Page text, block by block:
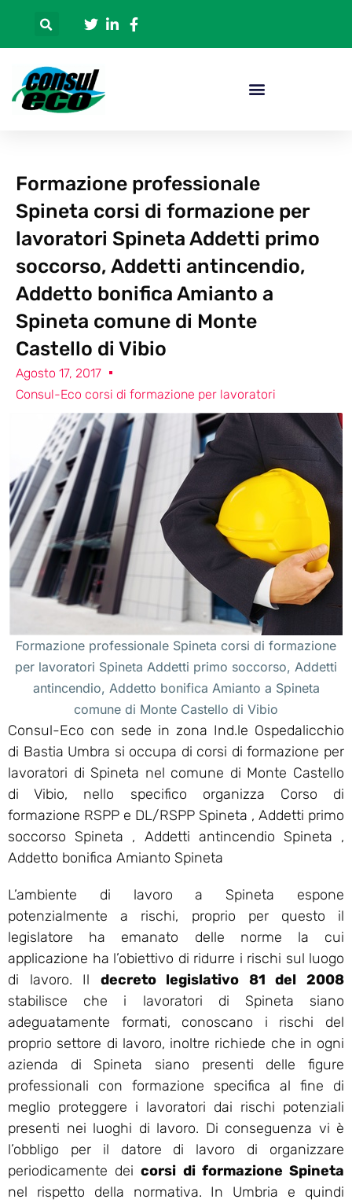
Formazione professionale
Spineta corsi di formazione per
lavoratori Spineta Addetti primo
soccorso, Addetti antincendio,
Addetto bonifica Amianto a
Spineta comune di Monte
Castello di Vibio
Agosto 17, 2017
Consul-Eco corsi di formazione per lavoratori
Formazione professionale Spineta corsi di formazione
per lavoratori Spineta Addetti primo soccorso, Addetti
antincendio, Addetto bonifica Amianto a Spineta
comune di Monte Castello di Vibio
Consul-Eco con sede in zona Ind.le Ospedalicchio
di Bastia Umbra si occupa di corsi di formazione per
lavoratori di Spineta nel comune di Monte Castello
di Vibio, nello specifico organizza Corso di
formazione RSPP e DL/RSPP Spineta , Addetti primo
soccorso Spineta , Addetti antincendio Spineta ,
Addetto bonifica Amianto Spineta
L’ambiente di lavoro a Spineta espone
potenzialmente a rischi, proprio per questo il
legislatore ha emanato delle norme la cui
applicazione ha l’obiettivo di ridurre i rischi sul luogo
di lavoro. Il decreto legislativo 81 del 2008
stabilisce che i lavoratori di Spineta siano
adeguatamente formati, conoscano i rischi del
proprio settore di lavoro, inoltre richiede che in ogni
azienda di Spineta siano presenti delle figure
professionali con formazione specifica al fine di
meglio proteggere i lavoratori dai rischi potenziali
presenti nei luoghi di lavoro. Di conseguenza vi è
l’obbligo per il datore di lavoro di organizzare
periodicamente deicorsi di formazione Spineta
nel rispetto della normativa. In Umbria e quindi